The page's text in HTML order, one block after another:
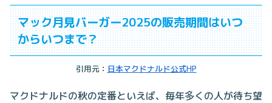
マック月見バーガー2025の販売期間はいつ
からいつまで？
引用元： 日本マクドナルド公式HP
マクドナルドの秋の定番といえば、毎年多くの人が待ち望